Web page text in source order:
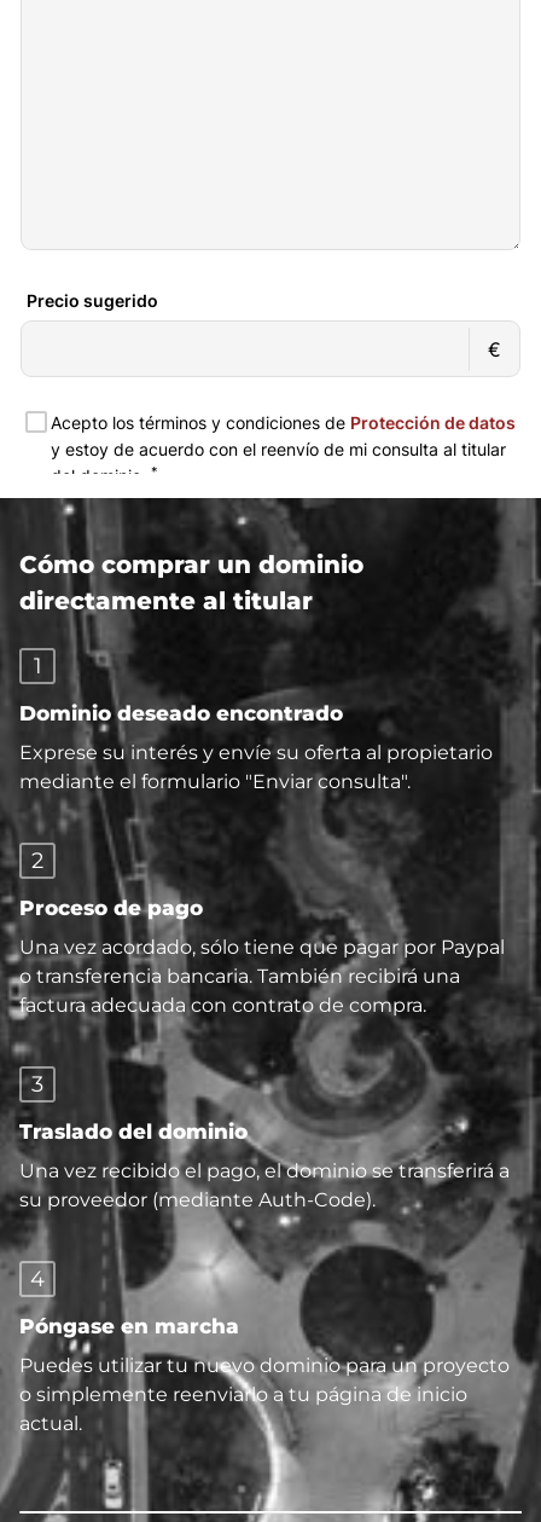
Cómo comprar un dominio
directamente al titular
1
Dominio deseado encontrado
Exprese su interés y envíe su oferta al propietario
mediante el formulario "Enviar consulta".
2
Proceso de pago
Una vez acordado, sólo tiene que pagar por Paypal
o transferencia bancaria. También recibirá una
factura adecuada con contrato de compra.
3
Traslado del dominio
Una vez recibido el pago, el dominio se transferirá a
su proveedor (mediante Auth-Code).
4
Póngase en marcha
Puedes utilizar tu nuevo dominio para un proyecto
o simplemente reenviarlo a tu página de inicio
actual.